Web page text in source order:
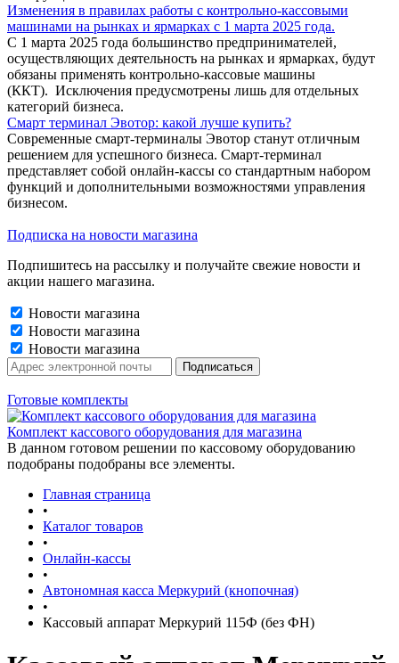
Изменения в правилах работы с контрольно-кассовыми
машинами на рынках и ярмарках с 1 марта 2025 года.
С 1 марта 2025 года большинство предпринимателей,
осуществляющих деятельность на рынках и ярмарках, будут
обязаны применять контрольно-кассовые машины
(ККТ). Исключения предусмотрены лишь для отдельных
категорий бизнеса.
Смарт терминал Эвотор: какой лучше купить?
Современные смарт-терминалы Эвотор станут отличным
решением для успешного бизнеса. Смарт-терминал
представляет собой онлайн-кассы со стандартным набором
функций и дополнительными возможностями управления
бизнесом.
Подписка на новости магазина
Подпишитесь на рассылку и получайте свежие новости и
акции нашего магазина.
Новости магазина
Новости магазина
Новости магазина
Готовые комплекты
Комплект кассового оборудования для магазина
В данном готовом решении по кассовому оборудованию
подобраны подобраны все элементы.
Главная страница
•
Каталог товаров
•
Онлайн-кассы
•
Автономная касса Меркурий (кнопочная)
•
Кассовый аппарат Меркурий 115Ф (без ФН)